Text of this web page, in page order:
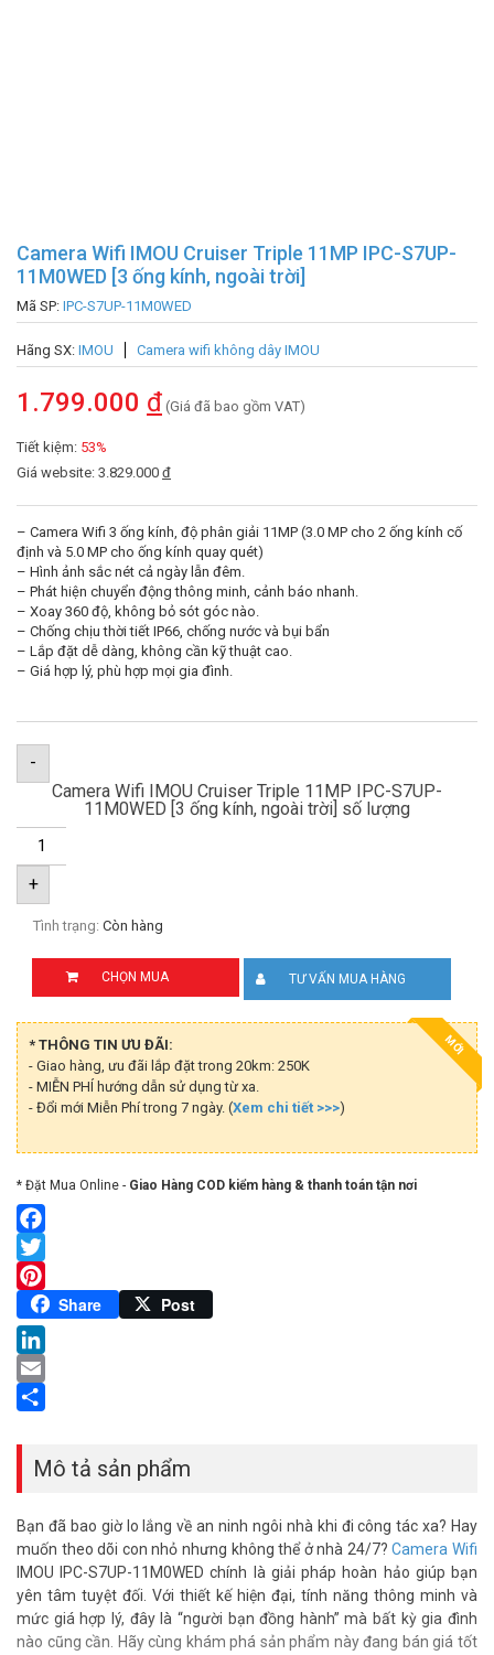
Camera Wifi IMOU Cruiser Triple 11MP IPC-S7UP-
11M0WED [3 ống kính, ngoài trời]
Mã SP: IPC-S7UP-11M0WED
Hãng SX: IMOU Camera wifi không dây IMOU
1.799.000 đ (Giá đã bao gồm VAT)
Tiết kiệm: 53%
Giá website: 3.829.000 đ
– Camera Wifi 3 ống kính, độ phân giải 11MP (3.0 MP cho 2 ống kính cố
định và 5.0 MP cho ống kính quay quét)
– Hình ảnh sắc nét cả ngày lẫn đêm.
– Phát hiện chuyển động thông minh, cảnh báo nhanh.
– Xoay 360 độ, không bỏ sót góc nào.
– Chống chịu thời tiết IP66, chống nước và bụi bẩn
– Lắp đặt dễ dàng, không cần kỹ thuật cao.
– Giá hợp lý, phù hợp mọi gia đình.
-
Camera Wifi IMOU Cruiser Triple 11MP IPC-S7UP-
11M0WED [3 ống kính, ngoài trời] số lượng
+
Tình trạng: Còn hàng
CHỌN MUA TƯ VẤN MUA HÀNG
MỚI
* THÔNG TIN ƯU ĐÃI:
- Giao hàng, ưu đãi lắp đặt trong 20km: 250K
- MIỄN PHÍ hướng dẫn sử dụng từ xa.
- Đổi mới Miễn Phí trong 7 ngày. (Xem chi tiết >>>)
* Đặt Mua Online - Giao Hàng COD kiểm hàng & thanh toán tận nơi
Facebook
Twitter
Pinterest
Share Post
LinkedIn
Email
Mô tả sản phẩm
Bạn đã bao giờ lo lắng về an ninh ngôi nhà khi đi công tác xa? Hay
muốn theo dõi con nhỏ nhưng không thể ở nhà 24/7?Camera Wifi
IMOU IPC-S7UP-11M0WED chính là giải pháp hoàn hảo giúp bạn
yên tâm tuyệt đối. Với thiết kế hiện đại, tính năng thông minh và
mức giá hợp lý, đây là “người bạn đồng hành” mà bất kỳ gia đình
nào cũng cần. Hãy cùng khám phá sản phẩm này đang bán giá tốt